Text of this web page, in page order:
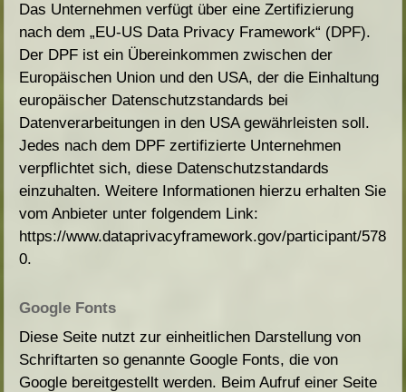
Das Unternehmen verfügt über eine Zertifizierung
nach dem „EU-US Data Privacy Framework“ (DPF).
Der DPF ist ein Übereinkommen zwischen der
Europäischen Union und den USA, der die Einhaltung
europäischer Datenschutzstandards bei
Datenverarbeitungen in den USA gewährleisten soll.
Jedes nach dem DPF zertifizierte Unternehmen
verpflichtet sich, diese Datenschutzstandards
einzuhalten. Weitere Informationen hierzu erhalten Sie
vom Anbieter unter folgendem Link:
https://www.dataprivacyframework.gov/participant/578
0.
Google Fonts
Diese Seite nutzt zur einheitlichen Darstellung von
Schriftarten so genannte Google Fonts, die von
Google bereitgestellt werden. Beim Aufruf einer Seite